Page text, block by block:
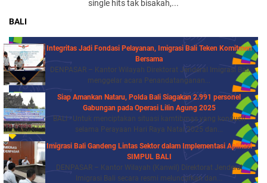
single hits tak bisakah,...
BALI
Integritas Jadi Fondasi Pelayanan, Imigrasi Bali Teken Komitmen
Bersama
DENPASAR – Kantor Wilayah Direktorat Jenderal Imigrasi Bali
menggelar acara Penandatanganan...
Siap Amankan Nataru, Polda Bali Siagakan 2.991 personel
Gabungan pada Operasi Lilin Agung 2025
BALI - Untuk menciptakan situasi kamtibmas yang kondusif
selama Perayaan Hari Raya Natal 2025 dan...
Imigrasi Bali Gandeng Lintas Sektor dalam Implementasi Aplikasi
SIMPUL BALI
DENPASAR – Kantor Wilayah (Kanwil) Direktorat Jenderal
Imigrasi Bali secara resmi meluncurkan dan...